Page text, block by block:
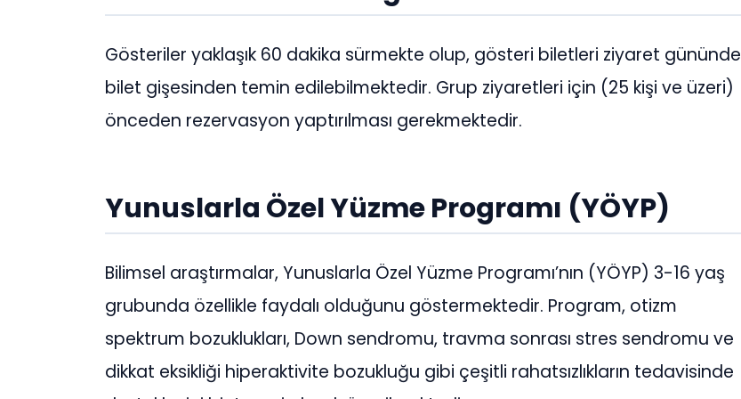
Gösteriler yaklaşık 60 dakika sürmekte olup, gösteri biletleri ziyaret gününde
bilet gişesinden temin edilebilmektedir. Grup ziyaretleri için (25 kişi ve üzeri)
önceden rezervasyon yaptırılması gerekmektedir.
Yunuslarla Özel Yüzme Programı (YÖYP)
Bilimsel araştırmalar, Yunuslarla Özel Yüzme Programı’nın (YÖYP) 3-16 yaş
grubunda özellikle faydalı olduğunu göstermektedir. Program, otizm
spektrum bozuklukları, Down sendromu, travma sonrası stres sendromu ve
dikkat eksikliği hiperaktivite bozukluğu gibi çeşitli rahatsızlıkların tedavisinde